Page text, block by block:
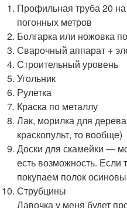
Профильная труба 20
погонных метров
Болгарка или ножовка
Сварочный аппарат +
Строительный уровень
Угольник
Рулетка
Краска по металлу
Лак, морилка для дерева
краскопульт, то вообще)
Доски для скамейки —
есть возможность. Если
покупаем полок
Струбцины
Лавочка у меня будет